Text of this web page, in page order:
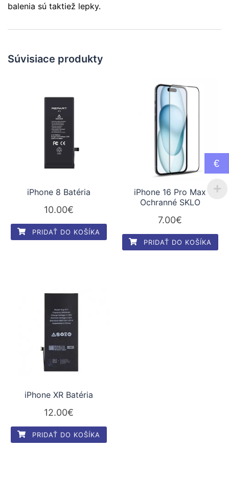
balenia sú taktiež lepky.
Súvisiace produkty
iPhone 8 Batéria
10.00€
PRIDAŤ DO KOŠÍKA
iPhone 16 Pro Max
Ochranné SKLO
7.00€
PRIDAŤ DO KOŠÍKA
iPhone XR Batéria
12.00€
PRIDAŤ DO KOŠÍKA
€